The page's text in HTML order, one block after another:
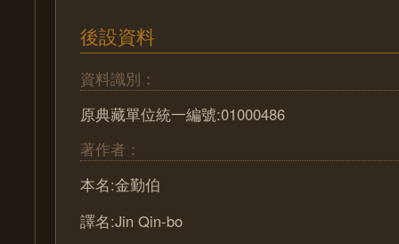
後設資料
資料識別：
原典藏單位統一編號:01000486
著作者：
本名:金勤伯
譯名:Jin Qin-bo